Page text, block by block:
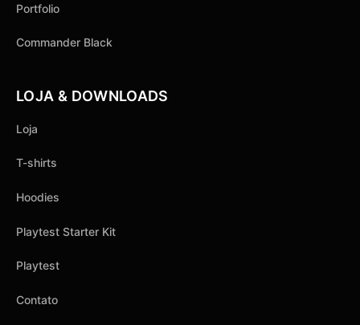
Portfolio
Commander Black
LOJA & DOWNLOADS
Loja
T-shirts
Hoodies
Playtest Starter Kit
Playtest
Contato